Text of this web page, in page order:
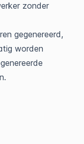
zonder
gegenereerd,
worden